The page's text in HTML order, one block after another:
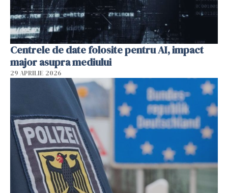
Centrele de date folosite pentru AI, impact
major asupra mediului
29 APRILIE 2026